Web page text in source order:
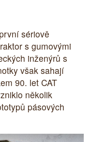
sériově
s gumovými
inženýrů s
však sahají
90. let CAT
několik
pásových